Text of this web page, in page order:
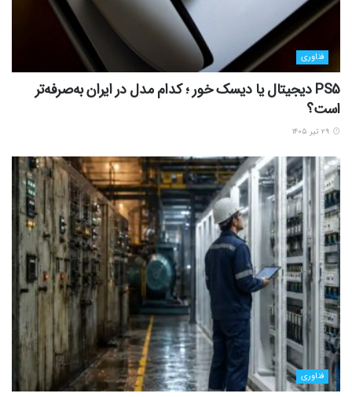
فناوری
PS5 دیجیتال یا دیسک خور ؛ کدام مدل در ایران به‌صرفه‌تر
است؟
فناوری